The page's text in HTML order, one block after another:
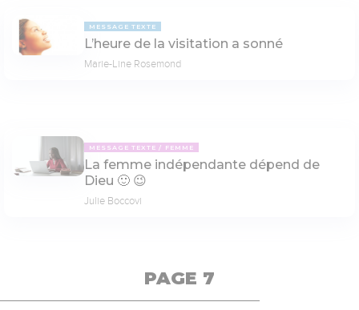
MESSAGE TEXTE
L’heure de la visitation a sonné
Marie-Line Rosemond
MESSAGE TEXTE FEMME
La femme indépendante dépend de
Dieu 🙂 😉
Julie Boccovi
PAGE 7